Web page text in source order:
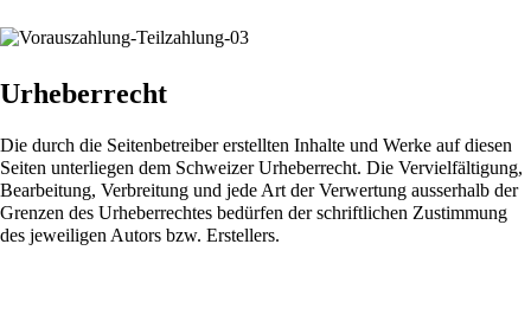
Urheberrecht
Die durch die Seitenbetreiber erstellten Inhalte und Werke auf diesen
Seiten unterliegen dem Schweizer Urheberrecht. Die Vervielfältigung,
Bearbeitung, Verbreitung und jede Art der Verwertung ausserhalb der
Grenzen des Urheberrechtes bedürfen der schriftlichen Zustimmung
des jeweiligen Autors bzw. Erstellers.